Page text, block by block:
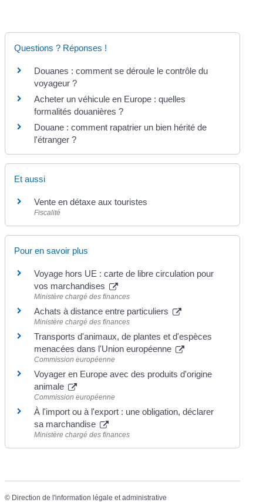
Questions ? Réponses !
Douanes : comment se déroule le contrôle du
voyageur ?
Acheter un véhicule en Europe : quelles
formalités douanières ?
Douane : comment rapatrier un bien hérité de
l'étranger ?
Et aussi
Vente en détaxe aux touristes
Fiscalité
Pour en savoir plus
Voyage hors UE : carte de libre circulation pour
vos marchandises
Ministère chargé des finances
Achats à distance entre particuliers
Ministère chargé des finances
Transports d'animaux, de plantes et d'espèces
menacées dans l'Union européenne
Commission européenne
Voyager en Europe avec des produits d'origine
animale
Commission européenne
À l'import ou à l'export : une obligation, déclarer
sa marchandise
Ministère chargé des finances
© Direction de l'information légale et administrative